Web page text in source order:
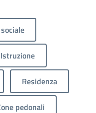
Istruzione
Residenza
pedonali